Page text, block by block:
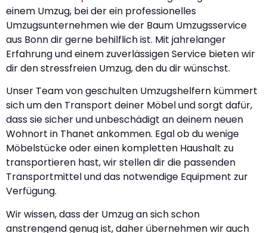
einem Umzug, bei der ein professionelles
Umzugsunternehmen wie der Baum Umzugsservice
aus Bonn dir gerne behilflich ist. Mit jahrelanger
Erfahrung und einem zuverlässigen Service bieten wir
dir den stressfreien Umzug, den du dir wünschst.
Unser Team von geschulten Umzugshelfern kümmert
sich um den Transport deiner Möbel und sorgt dafür,
dass sie sicher und unbeschädigt an deinem neuen
Wohnort in Thanet ankommen. Egal ob du wenige
Möbelstücke oder einen kompletten Haushalt zu
transportieren hast, wir stellen dir die passenden
Transportmittel und das notwendige Equipment zur
Verfügung.
Wir wissen, dass der Umzug an sich schon
anstrengend genug ist, daher übernehmen wir auch